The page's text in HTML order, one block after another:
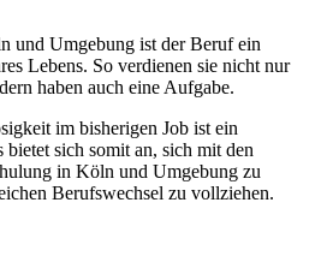
und Umgebung ist der Beruf ein
Lebens. So verdienen sie nicht nur
haben auch eine Aufgabe.
im bisherigen Job ist ein
sich somit an, sich mit den
in Köln und Umgebung zu
Berufswechsel zu vollziehen.